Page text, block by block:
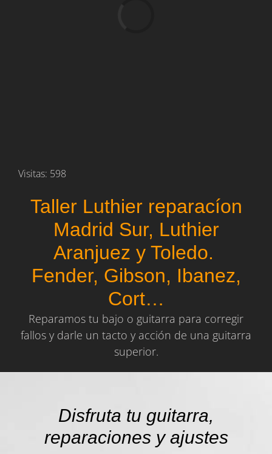
Visitas: 598
Taller Luthier reparacíon
Madrid Sur, Luthier
Aranjuez y Toledo.
Fender, Gibson, Ibanez,
Cort…
Reparamos tu bajo o guitarra para corregir
fallos y darle un tacto y acción de una guitarra
superior.
Disfruta tu guitarra,
reparaciones y ajustes